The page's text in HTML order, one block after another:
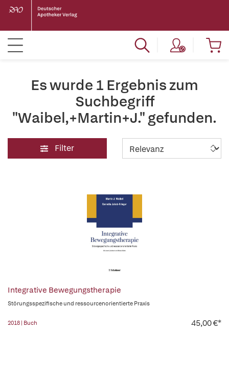
Es wurde 1 Ergebnis zum
Suchbegriff
"Waibel,+Martin+J." gefunden.
Filter
Integrative Bewegungstherapie
Störungsspezifische und ressourcenorientierte Praxis
2018 | Buch 45,00 €*